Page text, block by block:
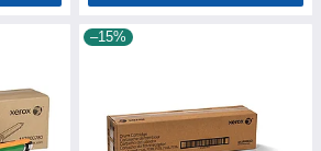
–15%